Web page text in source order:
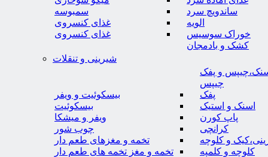
ساندویچ سرد
الویه
خوراک سوسیس
کشک و بادمجان
سمبوسه
غذای کنسروی
غذای کنسروی
شیرینی و تنقلات
و پفک
چیپس
پفک
اسنک و استیک
پاپ کورن
کرانچی
و کلوچه
کلوچه و کلمپه
بیسکوئیت و ویفر
بیسکوئیت
ویفر و میشکا
چوب شور
تخمه و مغزهای طعم دار
تخمه و مغز تخمه های طعم دار